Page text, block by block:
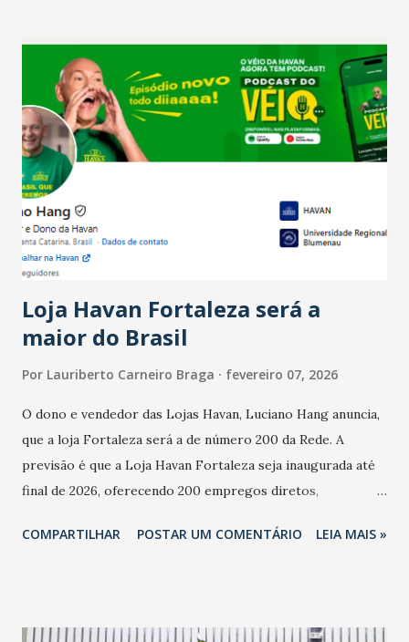
confraternizações de fim de ano e pelo pagamento do 13º
Salário para um número maior de trabalhadores, já que o
país tem a menor taxa de desemprego dos anos recentes.
Ainda segundo a Pesquisa, em novembro de 2025, 40% dos
bares e restaurantes operaram com lucro e outros 40%
registraram equilíbrio financeiro. Já o percentual de
estabelecimentos no prejuízo ficou em 19%, pouco abaixo
do observado no mês anterior. Outros 1% não existiam em
novembro. Em relação a outubro, o faturamento também
cresceu. De acordo com a pesquisa, 44% dos n...
Loja Havan Fortaleza será a
maior do Brasil
Por Lauriberto Carneiro Braga fevereiro 07, 2026
O dono e vendedor das Lojas Havan, Luciano Hang anuncia,
que a loja Fortaleza será a de número 200 da Rede. A
previsão é que a Loja Havan Fortaleza seja inaugurada até
final de 2026, oferecendo 200 empregos diretos,
Havan Fortaleza ainda não foi anunciada oficialmente, mas
COMPARTILHAR POSTAR UM COMENTÁRIO LEIA MAIS »